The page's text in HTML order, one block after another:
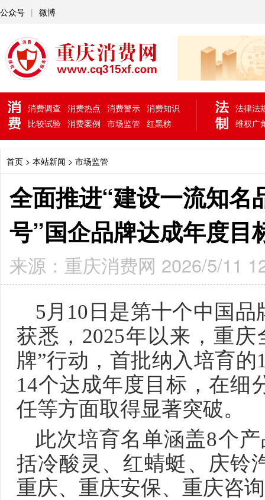
公众号 | 微博
消费调查 消费热点 消费警示 消费知识
比较试验 消费案例 市场监管 红黑榜
法律法
维权广
首页 > 本站新闻 > 市场监管
全面推进“建设一流知名
号”国企品牌达成年度目
来源：重庆消费网 2026/5/11
5月10日是第十个中国
获悉，2025年以来，重
牌”行动，首批纳入培育
14个达成年度目标，在细
任等方面取得显著突破。
此次培育名单涵盖8个
括冷酸灵、红蜻蜓、庆铃
重庆、重庆安保、重庆咨